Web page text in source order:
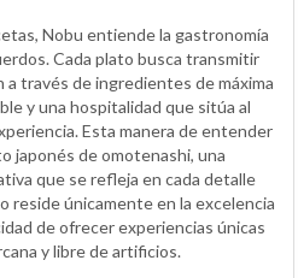
Nobu entiende la gastronomía
Cada plato busca transmitir
través de ingredientes de máxima
y una hospitalidad que sitúa al
Esta manera de entender
japonés de omotenashi, una
que se refleja en cada detalle
reside únicamente en la excelencia
de ofrecer experiencias únicas
y libre de artificios.